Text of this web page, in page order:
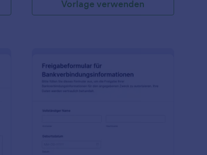
Vorlage verwenden